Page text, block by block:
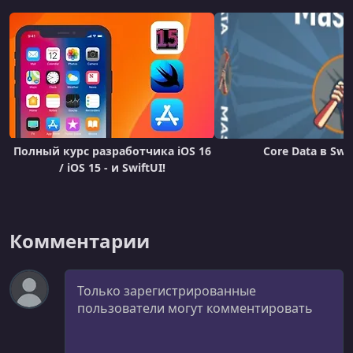
УРОК 20. 00:05:50
Display Result In Result View
УРОК 21.
Format Currency Values
УРОК 22. 00:07:28
Add Tap Gestures
УРОК 23. 00:03:56
Send Gesture Tap Publisher To VM
Implement Calculator Reset
УРОК 26. 00:10:33
Полный курс разработчика iOS 16
/ iOS 15 - и SwiftUI!
Core Data в
Комментарии
Комментарий